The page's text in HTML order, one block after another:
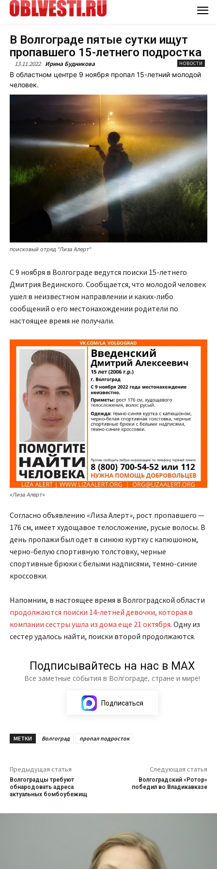
В Волгограде пятые сутки ищут
пропавшего 15-летнего подростка
13.11.2022 Ирина Будникова НОВОСТИ
В областном центре 9 ноября пропал 15-летний молодой
человек.
поисковый отряд "Лиза Алерт"
С 9 ноября в Волгограде ведутся поиски 15-летнего
Дмитрия Вединского. Сообщается, что молодой человек
ушел в неизвестном направлении и каких-либо
сообщений о его местонахождении родители по
настоящее время не получали.
«Лиза Алерт»
Согласно объявлению «Лиза Алерт», рост пропавшего —
176 см, имеет худощавое телосложение, русые волосы. В
день пропажи был одет в синюю куртку с капюшоном,
черно-белую спортивную толстовку, черные
спортивные брюки с белыми надписями, темно-синие
кроссовки.
Напомним, в настоящее время в Волгоградской области
продолжаются поиски 14-летней девочки, которая в
компании сестры ушла из дома еще 21 октября. Одну из
сестер удалось найти, поиски второй продолжаются.
Подписывайтесь на нас в МАХ
Все заметные события в Волгограде, стране и мире!
Подписаться
МЕТКИ Волгоград пропал подросток
Предыдущая статья
Волгоградцы требуют
обнародовать адреса
актуальных бомбоубежищ
Следующая статья
Волгоградский «Ротор»
победил во Владикавказе